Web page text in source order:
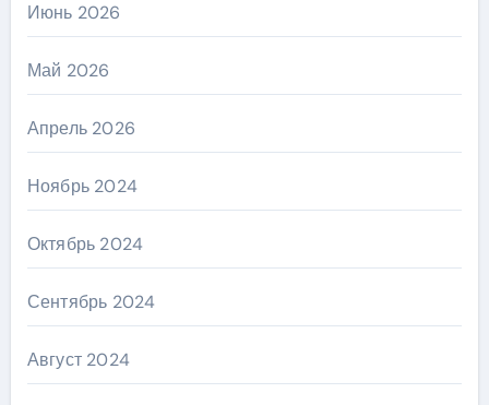
Июнь 2026
Май 2026
Апрель 2026
Ноябрь 2024
Октябрь 2024
Сентябрь 2024
Август 2024